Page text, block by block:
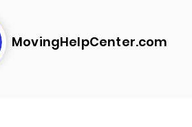
MovingHelpCenter.com